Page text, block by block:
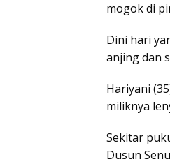
mogok di
Dini hari
anjing dan
Hariyani
miliknya
Sekitar
Dusun